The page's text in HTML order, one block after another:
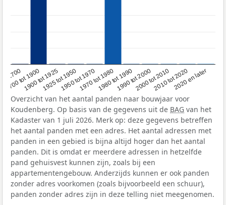
1700
1700 tot 1900
1900 tot 19251925 tot 19501950 tot 19701970 tot 19801980 tot 19901990 tot 20002000 tot 20102010 tot 20202020 en later
Overzicht van het aantal panden naar bouwjaar voor
Koudenberg. Op basis van de gegevens uit de BAG van het
Kadaster van 1 juli 2026. Merk op: deze gegevens betreffen
het aantal panden met een adres. Het aantal adressen met
panden in een gebied is bijna altijd hoger dan het aantal
panden. Dit is omdat er meerdere adressen in hetzelfde
pand gehuisvest kunnen zijn, zoals bij een
appartementengebouw. Anderzijds kunnen er ook panden
zonder adres voorkomen (zoals bijvoorbeeld een schuur),
panden zonder adres zijn in deze telling niet meegenomen.